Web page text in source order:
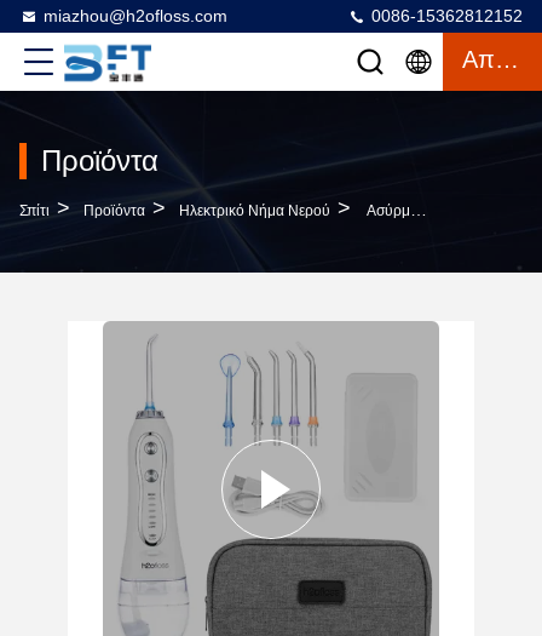
miazhou@h2ofloss.com 0086-15362812152
Απόσπασμα
Προϊόντα
Σπίτι > Προϊόντα > Ηλεκτρικό Νήμα Νερού > Ασύρματος Φορητός Επανακαταλογηστέος Flosser Νερού Electric Για Την Προφορική Υγεία